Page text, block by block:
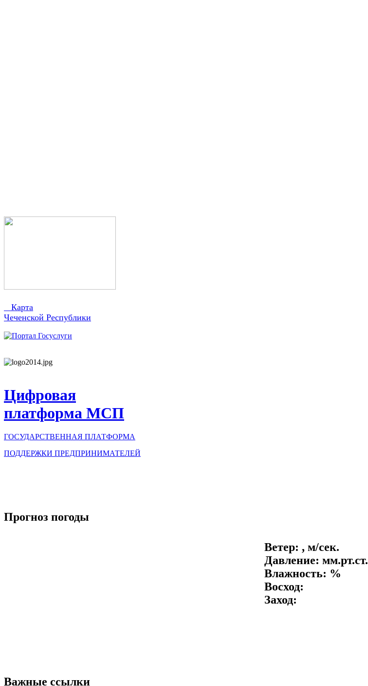
Карта
Чеченской Республики
Цифровая
платформа МСП
ГОСУДАРСТВЕННАЯ ПЛАТФОРМА
ПОДДЕРЖКИ ПРЕДПРИНИМАТЕЛЕЙ
Прогноз погоды
Ветер: , м/сек.
Давление: мм.рт.ст.
Влажность: %
Восход:
Заход:
Важные ссылки